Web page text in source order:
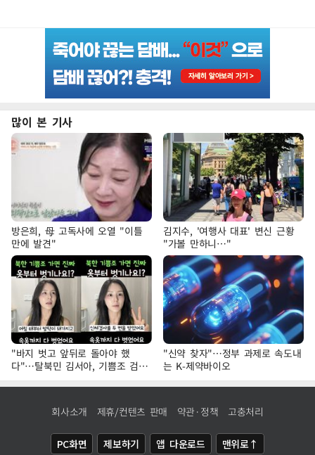
많이 본 기사
방은희, 母 고독사에 오열 "이틀
만에 발견"
김지수, '여행사 대표' 변신 근황
"가볼 만하니…"
"바지 벗고 앞뒤로 돌아야 했
다"…탈북민 김서아, 기쁨조 검사
수치심 회상
"신약 찾자"…정부 과제로 속도내
는 K-제약바이오
회사소개 제휴/컨텐츠 판매 약관·정책 고충처리
PC화면 제보하기 앱 다운로드 맨위로↑